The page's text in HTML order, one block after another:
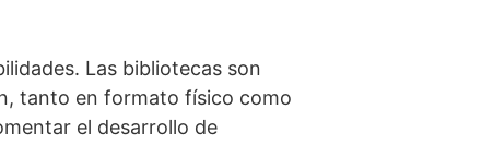
Las bibliotecas son
tanto en formato físico como
el desarrollo de